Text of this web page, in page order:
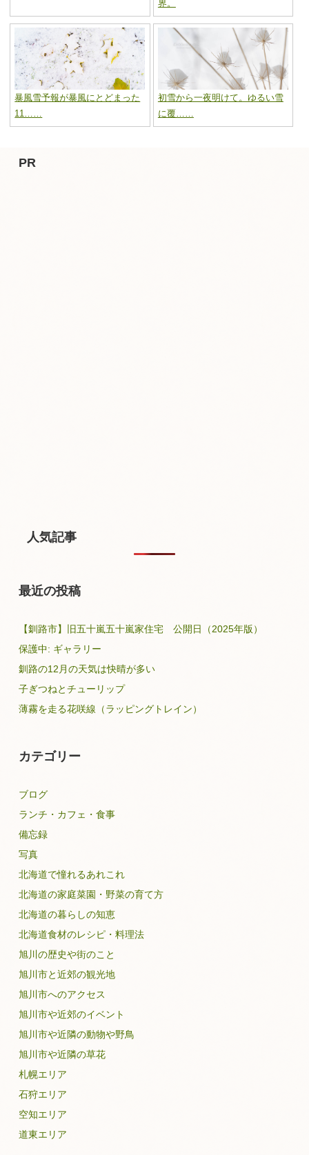
界。
暴風雪予報が暴風にとどまった
11……
初雪から一夜明けて。ゆるい雪
に覆……
PR
人気記事
最近の投稿
【釧路市】旧五十嵐五十嵐家住宅 公開日（2025年版）
保護中: ギャラリー
釧路の12月の天気は快晴が多い
子ぎつねとチューリップ
薄霧を走る花咲線（ラッピングトレイン）
カテゴリー
ブログ
ランチ・カフェ・食事
備忘録
写真
北海道で憧れるあれこれ
北海道の家庭菜園・野菜の育て方
北海道の暮らしの知恵
北海道食材のレシピ・料理法
旭川の歴史や街のこと
旭川市と近郊の観光地
旭川市へのアクセス
旭川市や近郊のイベント
旭川市や近隣の動物や野鳥
旭川市や近隣の草花
札幌エリア
石狩エリア
空知エリア
道東エリア